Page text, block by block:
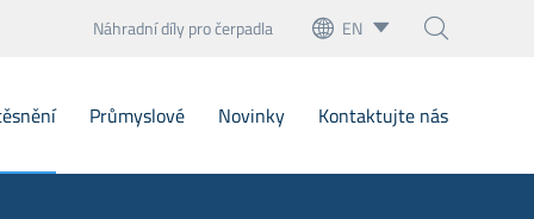
Náhradní díly pro čerpadla  EN 
français

Průmyslové Novinky Kontaktujte nás